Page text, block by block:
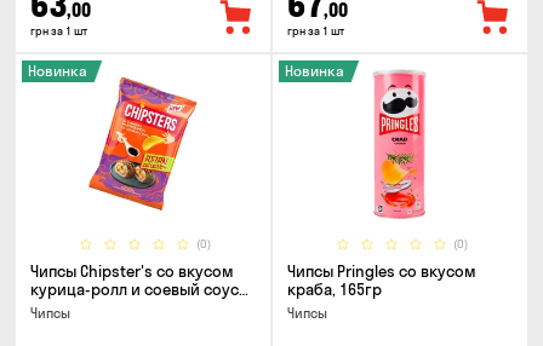
,00
грн за 1 шт
,00
грн за 1 шт
(0)
Новинка
Чипсы Chipster's со вкусом
курица-ролл и соевый соус
90г
Чипсы
(0)
Новинка
Чипсы Pringles со вкусом
краба, 165гр
Чипсы